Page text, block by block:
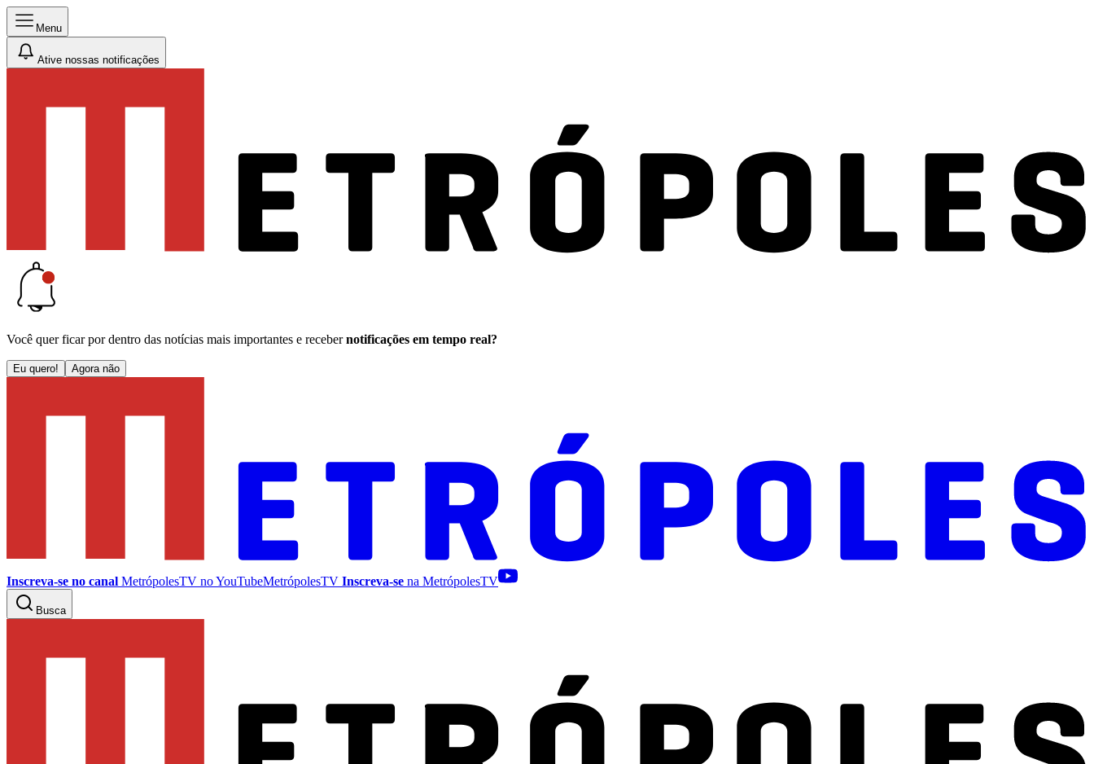
Menu
Ative nossas notificações
Você quer ficar por dentro das notícias mais importantes e receber notificações em tempo real?
Eu quero! Agora não
Inscreva-se no canal MetrópolesTV noYouTubeMetrópolesTV Inscreva-se na MetrópolesTV
Busca